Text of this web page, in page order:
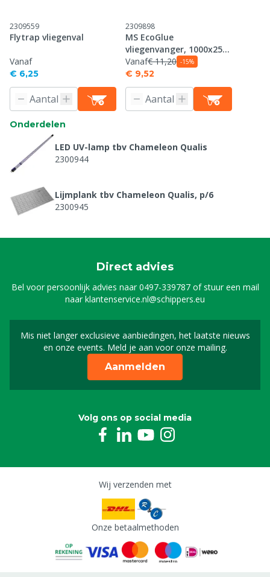
2309559
Flytrap vliegenval
Vanaf
€ 6,25
2309898
MS EcoGlue
vliegenvanger, 1000x25
cm
Vanaf€ 11,20 -15%
€ 9,52
Onderdelen
LED UV-lamp tbv Chameleon Qualis
2300944
Lijmplank tbv Chameleon Qualis, p/6
2300945
Direct advies
Bel voor persoonlijk advies naar0497-339787of stuur een mail
naarklantenservice.nl@schippers.eu
Mis niet langer exclusieve aanbiedingen, het laatste nieuws
en onze events. Meld je aan voor onze mailing.
Schrijf je in voor onze
Aanmelden
Volg ons op social media
Wij verzenden met
Onze betaalmethoden